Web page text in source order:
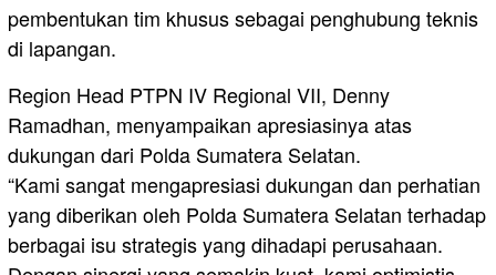
pembentukan tim khusus sebagai penghubung teknis
di lapangan.
Region Head PTPN IV Regional VII, Denny
Ramadhan, menyampaikan apresiasinya atas
dukungan dari Polda Sumatera Selatan.
“Kami sangat mengapresiasi dukungan dan perhatian
yang diberikan oleh Polda Sumatera Selatan terhadap
berbagai isu strategis yang dihadapi perusahaan.